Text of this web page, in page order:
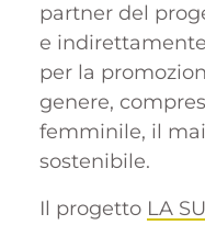
partner del
e
per la
genere,
femminile, il
sostenibile.
Il progetto LA